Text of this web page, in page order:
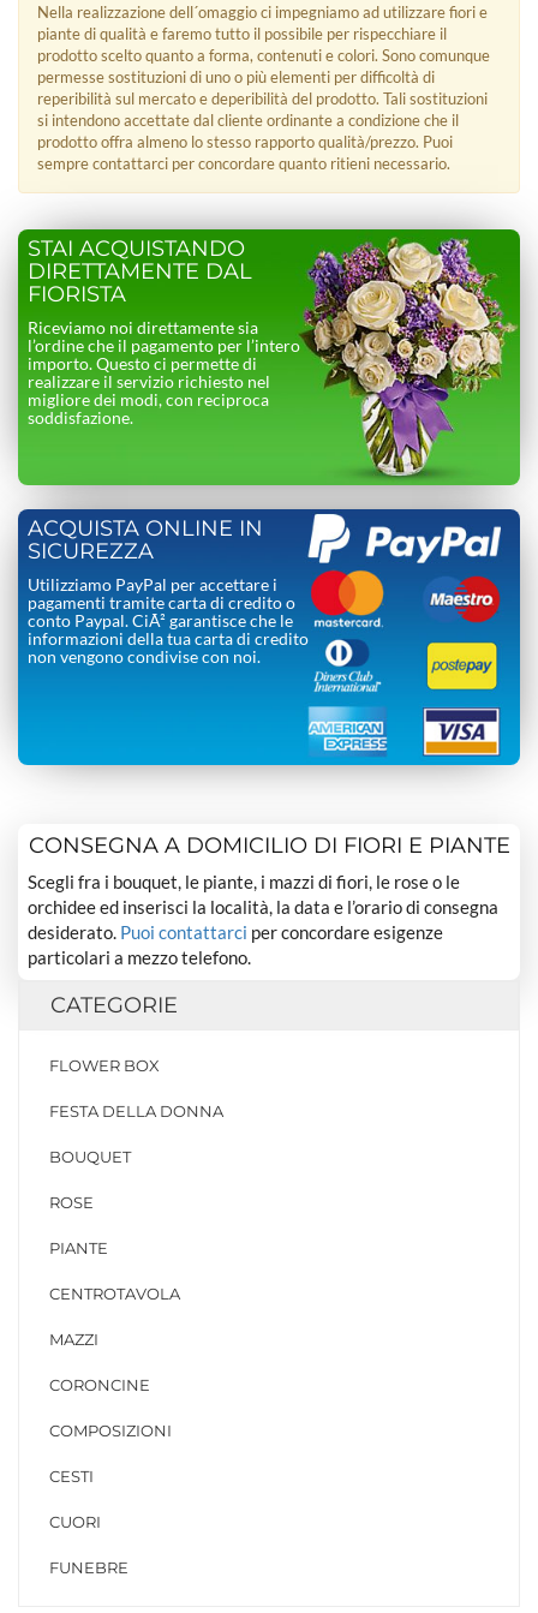
Nella realizzazione dell´omaggio ci impegniamo ad utilizzare fiori e
piante di qualità e faremo tutto il possibile per rispecchiare il
prodotto scelto quanto a forma, contenuti e colori. Sono comunque
permesse sostituzioni di uno o più elementi per difficoltà di
reperibilità sul mercato e deperibilità del prodotto. Tali sostituzioni
si intendono accettate dal cliente ordinante a condizione che il
prodotto offra almeno lo stesso rapporto qualità/prezzo. Puoi
sempre contattarci per concordare quanto ritieni necessario.
STAI ACQUISTANDO
DIRETTAMENTE DAL
FIORISTA
Riceviamo noi direttamente sia
l’ordine che il pagamento per l’intero
importo. Questo ci permette di
realizzare il servizio richiesto nel
migliore dei modi, con reciproca
soddisfazione.
ACQUISTA ONLINE IN
SICUREZZA
Utilizziamo PayPal per accettare i
pagamenti tramite carta di credito o
conto Paypal. CiÃ² garantisce che le
informazioni della tua carta di credito
non vengono condivise con noi.
CONSEGNA A DOMICILIO DI FIORI E PIANTE
Scegli fra i bouquet, le piante, i mazzi di fiori, le rose o le
orchidee ed inserisci la località, la data e l’orario di consegna
desiderato. Puoi contattarci per concordare esigenze
particolari a mezzo telefono.
CATEGORIE
FLOWER BOX
FESTA DELLA DONNA
BOUQUET
ROSE
PIANTE
CENTROTAVOLA
MAZZI
CORONCINE
COMPOSIZIONI
CESTI
CUORI
FUNEBRE